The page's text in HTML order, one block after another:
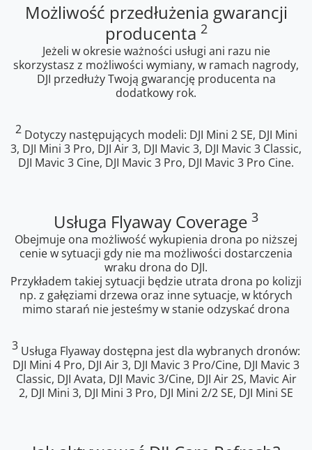
Możliwość przedłużenia gwarancji
producenta 2
Jeżeli w okresie ważności usługi ani razu nie
skorzystasz z możliwości wymiany, w ramach nagrody,
DJI przedłuży Twoją gwarancję producenta na
dodatkowy rok.
2Dotyczy następujących modeli: DJI Mini 2 SE, DJI Mini
3, DJI Mini 3 Pro, DJI Air 3, DJI Mavic 3, DJI Mavic 3 Classic,
DJI Mavic 3 Cine, DJI Mavic 3 Pro, DJI Mavic 3 Pro Cine.
Usługa Flyaway Coverage 3
Obejmuje ona możliwość wykupienia drona po niższej
cenie w sytuacji gdy nie ma możliwości dostarczenia
wraku drona do DJI.
Przykładem takiej sytuacji będzie utrata drona po kolizji
np. z gałęziami drzewa oraz inne sytuacje, w których
mimo starań nie jesteśmy w stanie odzyskać drona
3 Usługa Flyaway dostępna jest dla wybranych dronów:
DJI Mini 4 Pro, DJI Air 3, DJI Mavic 3 Pro/Cine, DJI Mavic 3
Classic, DJI Avata, DJI Mavic 3/Cine, DJI Air 2S, Mavic Air
2, DJI Mini 3, DJI Mini 3 Pro, DJI Mini 2/2 SE, DJI Mini SE